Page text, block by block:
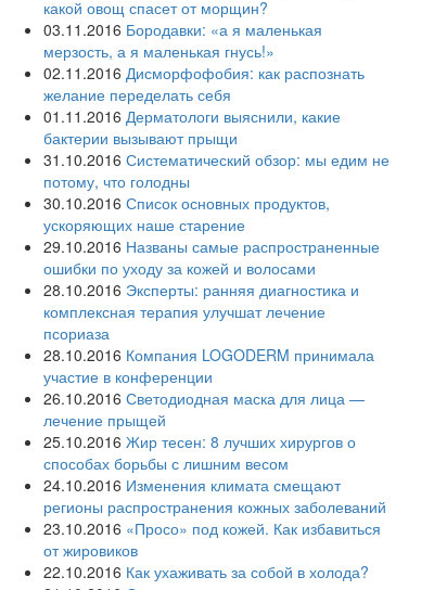
какой овощ спасет от морщин?
03.11.2016 Бородавки: «а я маленькая
мерзость, а я маленькая гнусь!»
02.11.2016 Дисморфофобия: как распознать
желание переделать себя
01.11.2016 Дерматологи выяснили, какие
бактерии вызывают прыщи
31.10.2016 Систематический обзор: мы едим не
потому, что голодны
30.10.2016 Список основных продуктов,
ускоряющих наше старение
29.10.2016 Названы самые распространенные
ошибки по уходу за кожей и волосами
28.10.2016 Эксперты: ранняя диагностика и
комплексная терапия улучшат лечение
псориаза
28.10.2016 Компания LOGODERM принимала
участие в конференции
26.10.2016 Светодиодная маска для лица —
лечение прыщей
25.10.2016 Жир тесен: 8 лучших хирургов о
способах борьбы с лишним весом
24.10.2016 Изменения климата смещают
регионы распространения кожных заболеваний
23.10.2016 «Просо» под кожей. Как избавиться
от жировиков
22.10.2016 Как ухаживать за собой в холода?